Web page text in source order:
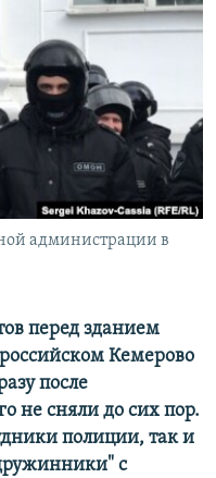
администрации в
перед зданием
Кемерово
после
не сняли до сих пор.
полиции, так и
с